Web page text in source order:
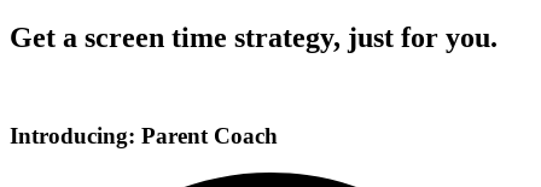
Get a screen time strategy, just for you.
Introducing: Parent Coach